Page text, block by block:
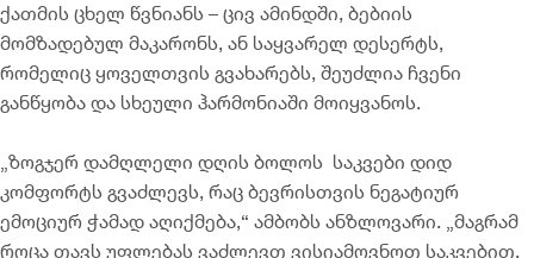
ქათმის ცხელ წვნიანს – ცივ ამინდში, ბებიის
მომზადებულ მაკარონს, ან საყვარელ დესერტს,
რომელიც ყოველთვის გვახარებს, შეუძლია ჩვენი
განწყობა და სხეული ჰარმონიაში მოიყვანოს.
„ზოგჯერ დამღლელი დღის ბოლოს საკვები დიდ
კომფორტს გვაძლევს, რაც ბევრისთვის ნეგატიურ
ემოციურ ჭამად აღიქმება,“ ამბობს ანზლოვარი. „მაგრამ
როცა თავს უფლებას ვაძლევთ ვისიამოვნოთ საკვებით,